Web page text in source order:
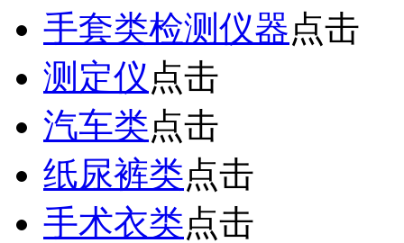
手套类检测仪器点击
测定仪点击
汽车类点击
纸尿裤类点击
手术衣类点击